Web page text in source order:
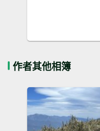
作者其他相簿